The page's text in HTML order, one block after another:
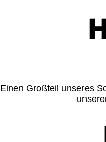
Einen Großteil unseres